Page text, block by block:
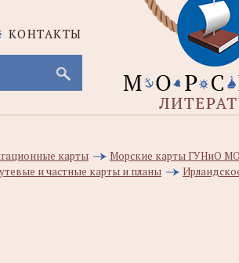
КОНТАКТЫ
карты Морские карты ГУНиО
и частные карты и планы